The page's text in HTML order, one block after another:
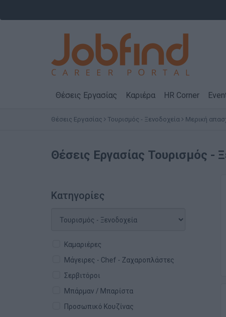
Θέσεις Εργασίας Καριέρα HR Corner
Θέσεις Εργασίας Τουρισμός - Ξενοδοχεία Μερική
Θέσεις Εργασίας Τουρισμός -
Κατηγορίες
Καμαριέρες
Μάγειρες - Chef - Ζαχαροπλάστες
Σερβιτόροι
Μπάρμαν / Μπαρίστα
Προσωπικό Κουζίνας